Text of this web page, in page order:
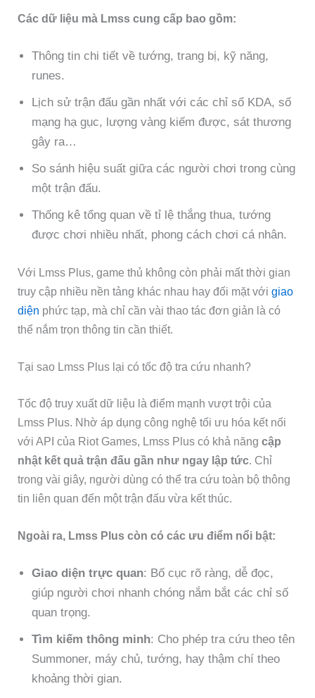
Các dữ liệu mà Lmss cung cấp bao gồm:
Thông tin chi tiết về tướng, trang bị, kỹ năng,
runes.
Lịch sử trận đấu gần nhất với các chỉ số KDA, số
mạng hạ gục, lượng vàng kiếm được, sát thương
gây ra…
So sánh hiệu suất giữa các người chơi trong cùng
một trận đấu.
Thống kê tổng quan về tỉ lệ thắng thua, tướng
được chơi nhiều nhất, phong cách chơi cá nhân.
Với Lmss Plus, game thủ không còn phải mất thời gian
truy cập nhiều nền tảng khác nhau hay đối mặt vớigiao
diện phức tạp, mà chỉ cần vài thao tác đơn giản là có
thể nắm trọn thông tin cần thiết.
Tại sao Lmss Plus lại có tốc độ tra cứu nhanh?
Tốc độ truy xuất dữ liệu là điểm mạnh vượt trội của
Lmss Plus. Nhờ áp dụng công nghệ tối ưu hóa kết nối
với API của Riot Games, Lmss Plus có khả năngcập
nhật kết quả trận đấu gần như ngay lập tức. Chỉ
trong vài giây, người dùng có thể tra cứu toàn bộ thông
tin liên quan đến một trận đấu vừa kết thúc.
Ngoài ra, Lmss Plus còn có các ưu điểm nổi bật:
Giao diện trực quan: Bố cục rõ ràng, dễ đọc,
giúp người chơi nhanh chóng nắm bắt các chỉ số
quan trọng.
Tìm kiếm thông minh: Cho phép tra cứu theo tên
Summoner, máy chủ, tướng, hay thậm chí theo
khoảng thời gian.